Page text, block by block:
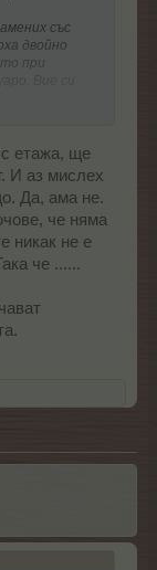
със
двойно
при
етажа, ще
И аз мислех
Да, ама не.
че няма
никак не е
че ......